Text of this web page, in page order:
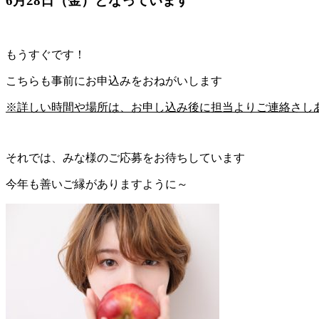
もうすぐです！
こちらも事前にお申込みをおねがいします
※詳しい時間や場所は、お申し込み後に担当よりご連絡さし
それでは、みな様のご応募をお待ちしています
今年も善いご縁がありますように～